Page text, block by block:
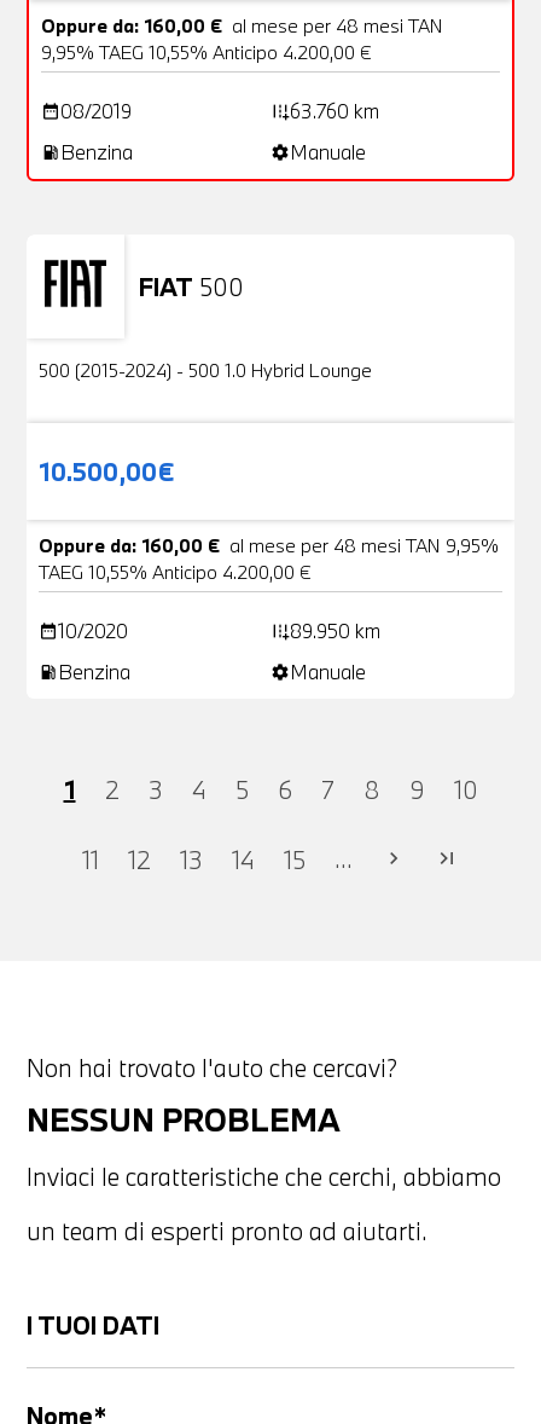
Oppure da: 160,00 € al mese per 48 mesi TAN
9,95% TAEG 10,55% Anticipo 4.200,00 €
date_range08/2019 add_road63.760 km
local_gas_station Benzina settingsManuale
FIAT 500
Usato
500 (2015-2024) - 500 1.0 Hybrid Lounge
10.500,00€
Oppure da: 160,00 € al mese per 48 mesi TAN 9,95%
TAEG 10,55% Anticipo 4.200,00 €
date_range10/2020 add_road89.950 km
local_gas_station Benzina settingsManuale
1 2 3 4 5 6 7 8 9 10
11 12 13 14 15 ... chevron_right last_page
Non hai trovato l'auto che cercavi?
NESSUN PROBLEMA
Inviaci le caratteristiche che cerchi, abbiamo
un team di esperti pronto ad aiutarti.
I TUOI DATI
Nome*